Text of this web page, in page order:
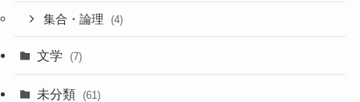
集合・論理 (4)
文学 (7)
未分類 (61)